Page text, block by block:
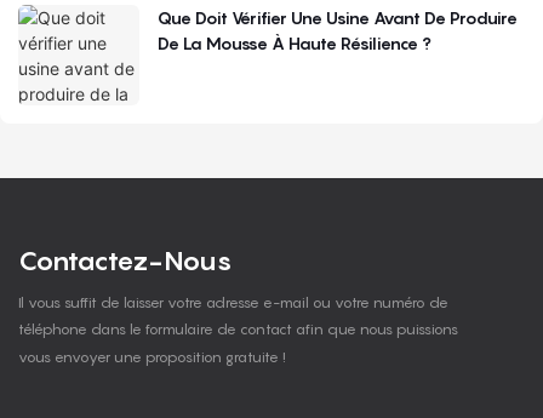
Que Doit Vérifier Une Usine Avant De Produire
De La Mousse À Haute Résilience ?
Contactez-Nous
Il vous suffit de laisser votre adresse e-mail ou votre numéro de
téléphone dans le formulaire de contact afin que nous puissions
vous envoyer une proposition gratuite !